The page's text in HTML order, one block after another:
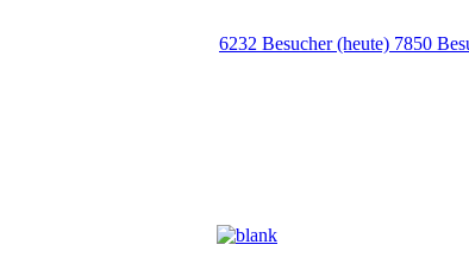
6232 Besucher (heute) 7850